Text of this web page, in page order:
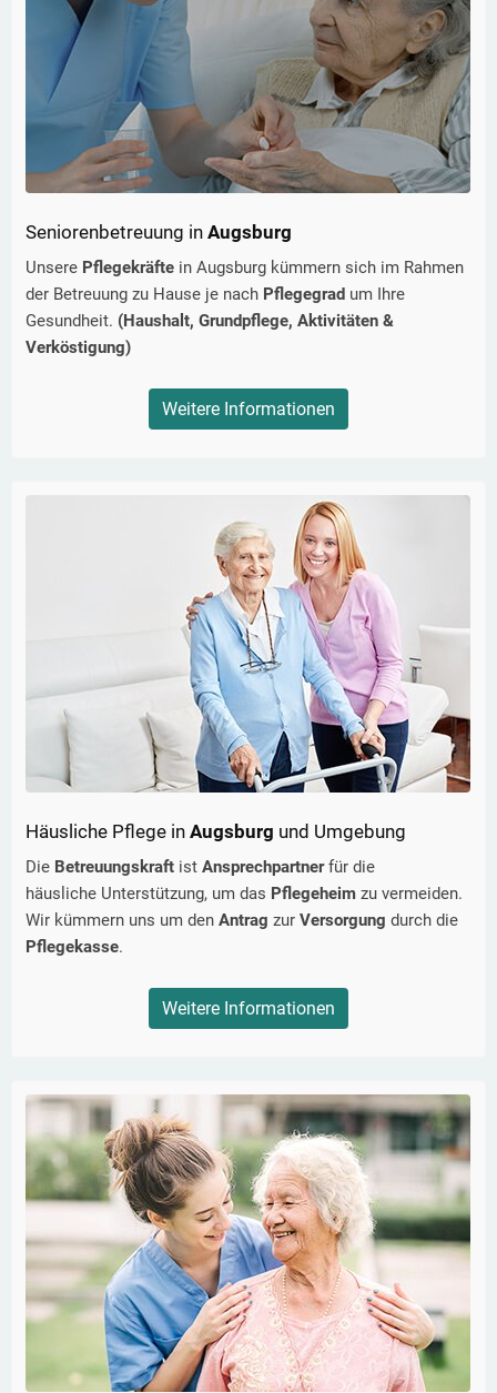
Seniorenbetreuung in Augsburg
Unsere Pflegekräfte in Augsburg kümmern sich im Rahmen
der Betreuung zu Hause je nach Pflegegrad um Ihre
Gesundheit. (Haushalt, Grundpflege, Aktivitäten &
Verköstigung)
Weitere Informationen
Häusliche Pflege in Augsburg und Umgebung
Die Betreuungskraft ist Ansprechpartnerfür die
häusliche Unterstützung, um das Pflegeheim zu vermeiden.
Wir kümmern uns um den Antrag zur Versorgung durch die
Pflegekasse.
Weitere Informationen